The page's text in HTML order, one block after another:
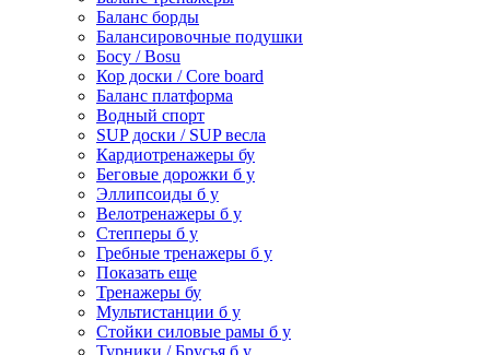
Баланс борды
Балансировочные подушки
Босу / Bosu
Кор доски / Core board
Баланс платформа
Водный спорт
SUP доски / SUP весла
Кардиотренажеры бу
Беговые дорожки б у
Эллипсоиды б у
Велотренажеры б у
Степперы б у
Гребные тренажеры б у
Показать еще
Тренажеры бу
Мультистанции б у
Стойки силовые рамы б у
Турники / Брусья б у